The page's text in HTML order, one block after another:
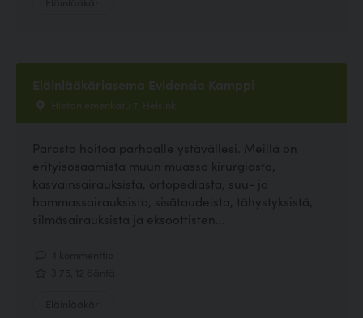
Eläinlääkäriasema Evidensia Kamppi
Hietaniemenkatu 7, Helsinki
Parasta hoitoa parhaalle ystävällesi. Meillä on
erityisosaamista muun muassa kirurgiasta,
kasvainsairauksista, ortopediasta, suu- ja
hammassairauksista, sisätaudeista, tähystyksistä,
silmäsairauksista ja eksoottisten...